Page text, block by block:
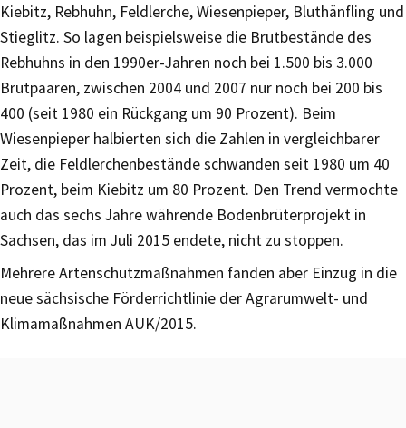
Kiebitz, Rebhuhn, Feldlerche, Wiesenpieper, Bluthänfling und
Stieglitz. So lagen beispielsweise die Brutbestände des
Rebhuhns in den 1990er-Jahren noch bei 1.500 bis 3.000
Brutpaaren, zwischen 2004 und 2007 nur noch bei 200 bis
400 (seit 1980 ein Rückgang um 90 Prozent). Beim
Wiesenpieper halbierten sich die Zahlen in vergleichbarer
Zeit, die Feldlerchenbestände schwanden seit 1980 um 40
Prozent, beim Kiebitz um 80 Prozent. Den Trend vermochte
auch das sechs Jahre währende Bodenbrüterprojekt in
Sachsen, das im Juli 2015 endete, nicht zu stoppen.
Mehrere Artenschutzmaßnahmen fanden aber Einzug in die
neue sächsische Förderrichtlinie der Agrarumwelt- und
Klimamaßnahmen AUK/2015.